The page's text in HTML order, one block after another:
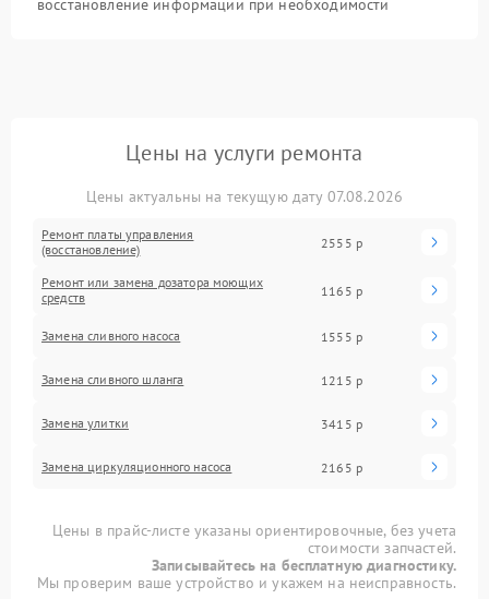
восстановление информации при необходимости
Цены на услуги ремонта
Цены актуальны на текущую дату 07.08.2026
Ремонт платы управления
(восстановление)
2555 р
Ремонт или замена дозатора моющих
средств
1165 р
Замена сливного насоса 1555 р
Замена сливного шланга 1215 р
Замена улитки 3415 р
Замена циркуляционного насоса 2165 р
Цены в прайс-листе указаны ориентировочные, без учета
стоимости запчастей.
Записывайтесь на бесплатную диагностику.
Мы проверим ваше устройство и укажем на неисправность.